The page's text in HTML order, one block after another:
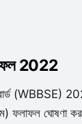
2022
বোর্ড (WBBSE)
ফলাফল ঘোষণা